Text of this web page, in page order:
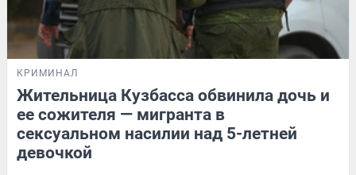
КРИМИНАЛ
Жительница Кузбасса обвинила дочь и
ее сожителя — мигранта в
сексуальном насилии над 5-летней
девочкой